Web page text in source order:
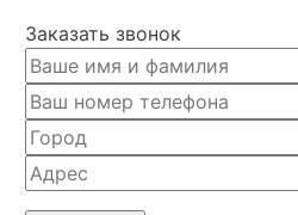
Заказать звонок